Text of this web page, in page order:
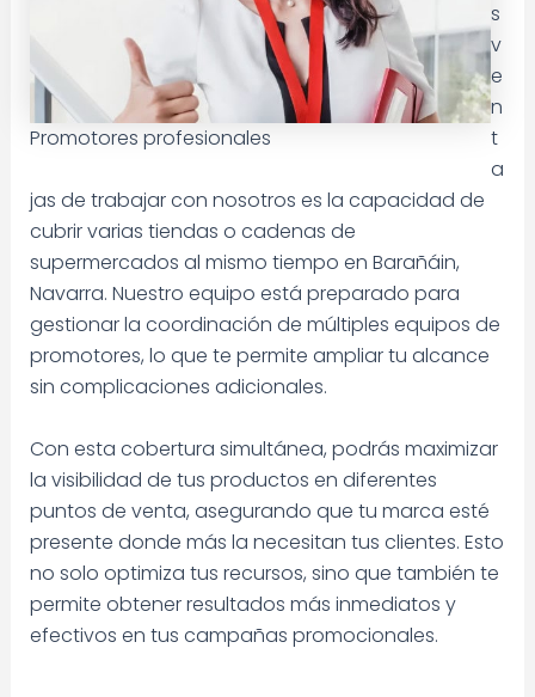
Promotores profesionales
s
v
e
n
t
a
jas de trabajar con nosotros es la capacidad de
cubrir varias tiendas o cadenas de
supermercados al mismo tiempo en Barañáin,
Navarra. Nuestro equipo está preparado para
gestionar la coordinación de múltiples equipos de
promotores, lo que te permite ampliar tu alcance
sin complicaciones adicionales.
Con esta cobertura simultánea, podrás maximizar
la visibilidad de tus productos en diferentes
puntos de venta, asegurando que tu marca esté
presente donde más la necesitan tus clientes. Esto
no solo optimiza tus recursos, sino que también te
permite obtener resultados más inmediatos y
efectivos en tus campañas promocionales.